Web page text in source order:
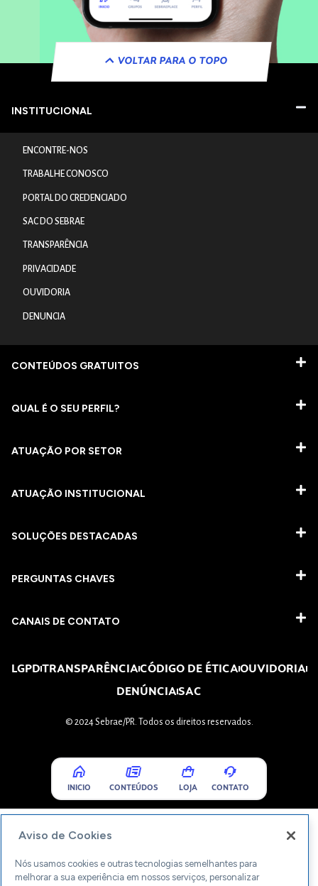
VOLTAR PARA O TOPO
INSTITUCIONAL
ENCONTRE-NOS
TRABALHE CONOSCO
PORTAL DO CREDENCIADO
SAC DO SEBRAE
TRANSPARÊNCIA
PRIVACIDADE
OUVIDORIA
DENUNCIA
CONTEÚDOS GRATUITOS
QUAL É O SEU PERFIL?
ATUAÇÃO POR SETOR
ATUAÇÃO INSTITUCIONAL
SOLUÇÕES DESTACADAS
PERGUNTAS CHAVES​
CANAIS DE CONTATO
LGPDTRANSPARÊNCIACÓDIGO DE ÉTICAOUVIDORIA
DENÚNCIASAC
© 2024 Sebrae/PR. Todos os direitos reservados.
INICIO CONTEÚDOS LOJA CONTATO
Aviso de Cookies
Nós usamos cookies e outras tecnologias semelhantes para
melhorar a sua experiência em nossos serviços, personalizar